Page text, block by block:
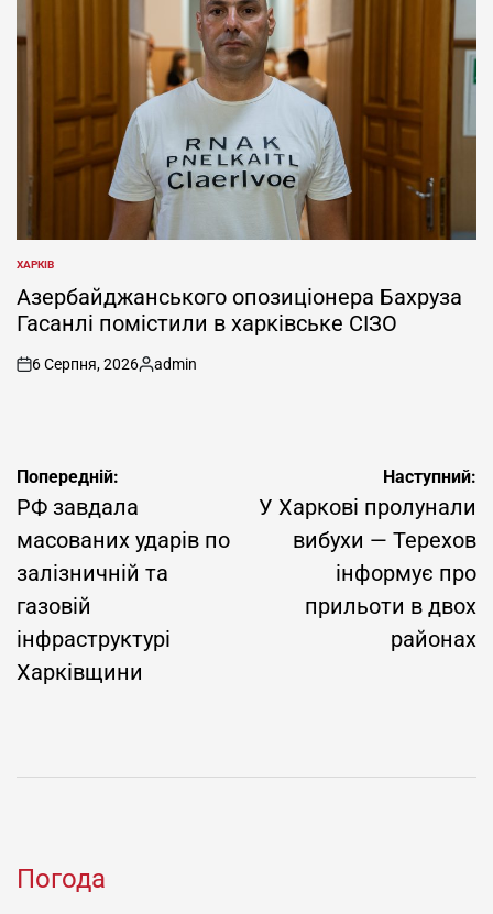
ОПУБЛІКУВАТИ
ХАРКІВ
Азербайджанського опозиціонера Бахруза
Гасанлі помістили в харківське СІЗО
on
6 Серпня, 2026
Опубліковано
admin
Навігація
записів
Попередній:
РФ завдала
масованих ударів по
залізничній та
газовій
інфраструктурі
Харківщини
Наступний:
У Харкові пролунали
вибухи — Терехов
інформує про
прильоти в двох
районах
Погода